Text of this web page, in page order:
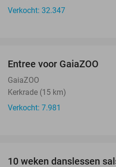
Verkocht: 32.347
Entree voor GaiaZOO
GaiaZOO
Kerkrade (15 km)
Verkocht: 7.981
10 weken danslessen